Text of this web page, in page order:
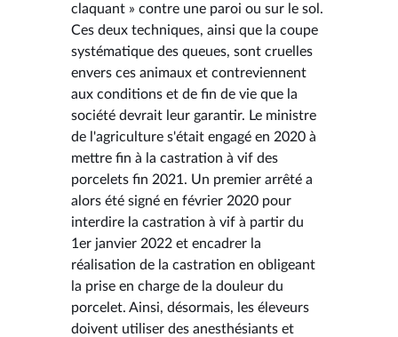
claquant » contre une paroi ou sur le sol.
Ces deux techniques, ainsi que la coupe
systématique des queues, sont cruelles
envers ces animaux et contreviennent
aux conditions et de fin de vie que la
société devrait leur garantir. Le ministre
de l'agriculture s'était engagé en 2020 à
mettre fin à la castration à vif des
porcelets fin 2021. Un premier arrêté a
alors été signé en février 2020 pour
interdire la castration à vif à partir du
1er janvier 2022 et encadrer la
réalisation de la castration en obligeant
la prise en charge de la douleur du
porcelet. Ainsi, désormais, les éleveurs
doivent utiliser des anesthésiants et